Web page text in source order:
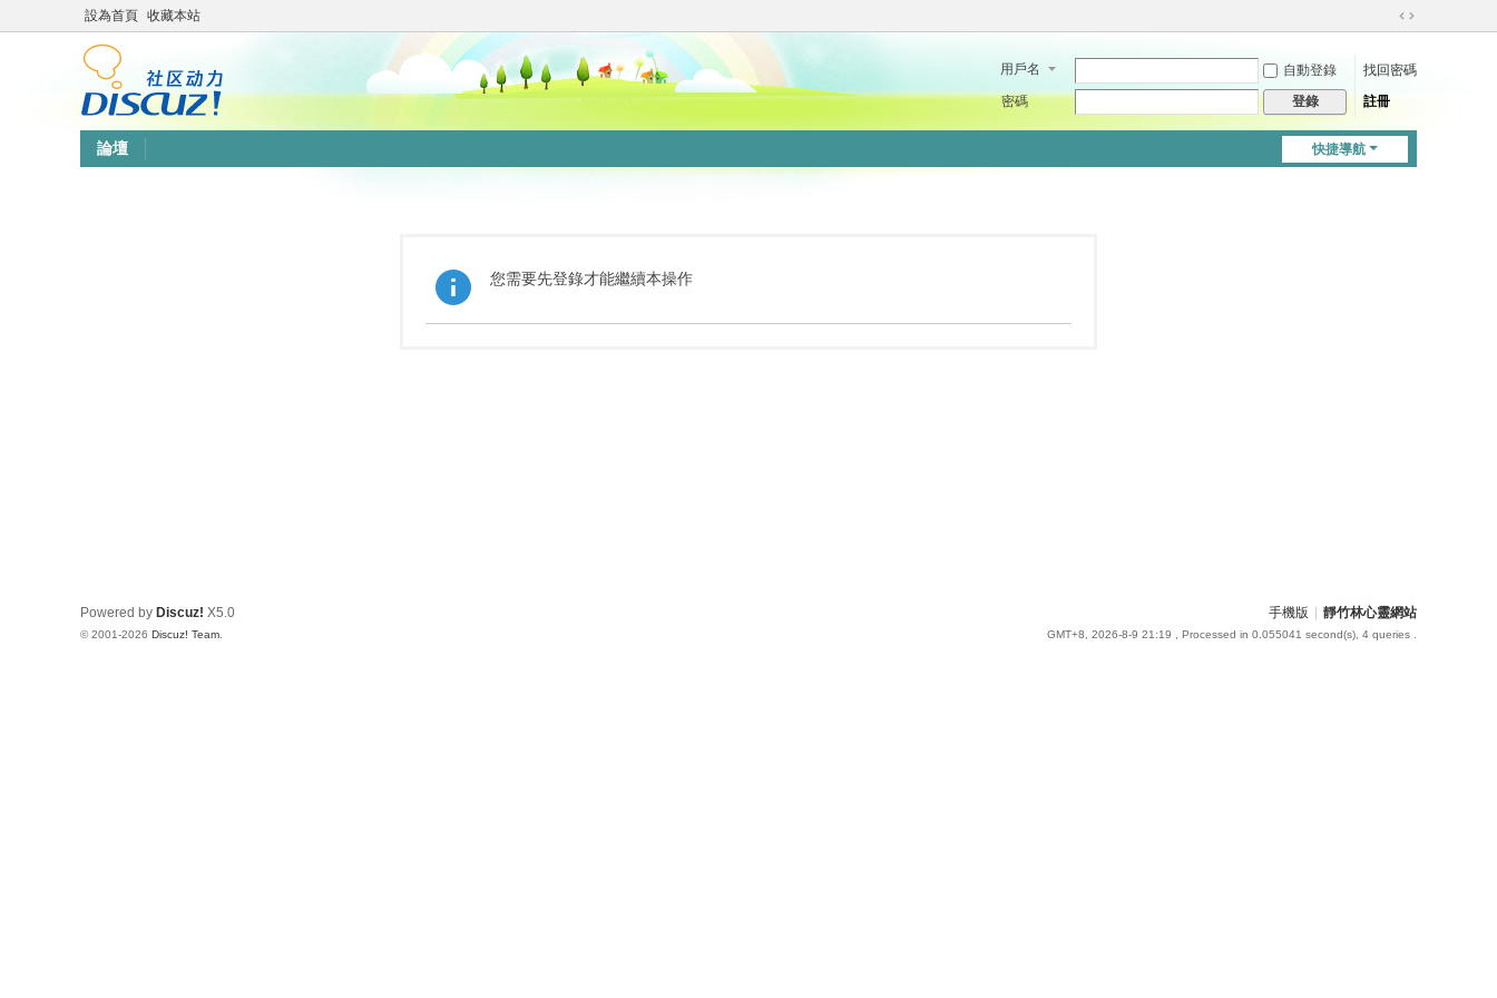
設為首頁 收藏本站
切
到
用戶名 自動登錄
找回密碼
密碼
登錄 註冊
快捷導航
論壇
您需要先登錄才能繼續本操作
手機版 靜竹林心靈網站
GMT+8, 2026-8-9 21:19 , Processed in 0.055041 second(s), 4 queries .
Powered by Discuz! X5.0
© 2001-2026 Discuz! Team